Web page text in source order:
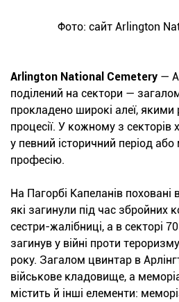
Фото: сайт Arlington
Arlington National Cemetery —
поділений на сектори —
прокладено широкі алеї, якими
процесії. У кожному з
у певний історичний період
професію.
На Пагорбі Капеланів поховані
які загинули під час збройних
сестри-жалібниці, а в секторі
загинув у війні проти
року. Загалом цвинтар в
військове кладовище, а
містить й інші елементи: